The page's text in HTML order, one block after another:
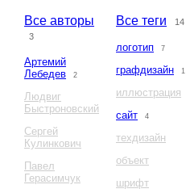
Все авторы
3
Артемий
Лебедев
2
Людвиг
Быстроновский
Сергей
Кулинкович
Павел
Герасимчук
Все теги 14
логотип 7
графдизайн 1
иллюстрация
сайт
4
техдизайн
объект
шрифт